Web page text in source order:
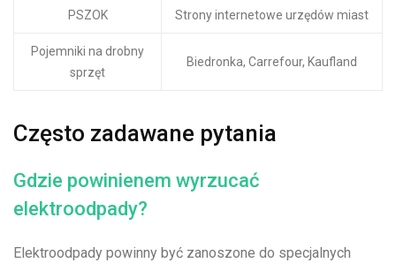
PSZOK Strony ⁢internetowe urzędów ‌miast
Pojemniki na​ drobny
sprzęt
Biedronka, Carrefour, Kaufland
Często zadawane ⁤pytania
Gdzie powinienem wyrzucać⁢
elektroodpady?
Elektroodpady powinny​ być‌ zanoszone do specjalnych